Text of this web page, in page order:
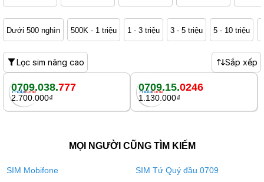
Dưới 500 nghìn 500K - 1 triệu 1 - 3 triệu 3 - 5 triệu 5 - 10 triệu
Lọc sim nâng cao Sắp xếp
0709.038.777
2.700.000₫
0709.15.0246
1.130.000₫
MỌI NGƯỜI CŨNG TÌM KIẾM
SIM Mobifone
SIM Tứ Quý đầu 0709